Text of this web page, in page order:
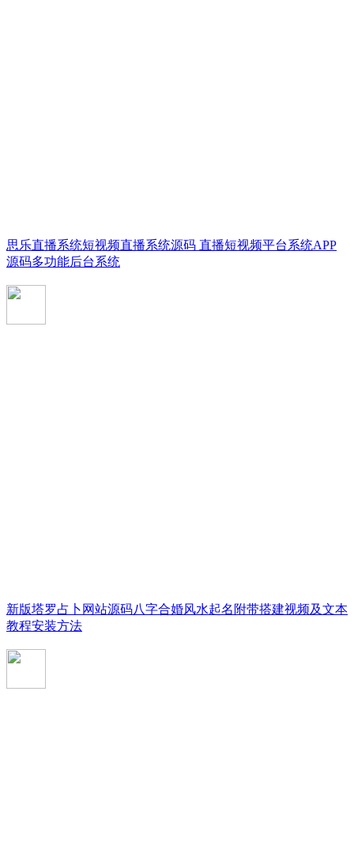
思乐直播系统短视频直播系统源码 直播短视频平台系统APP
源码多功能后台系统
新版塔罗占卜网站源码八字合婚风水起名附带搭建视频及文本
教程安装方法